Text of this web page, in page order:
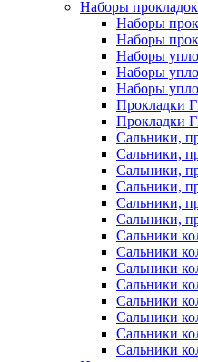
Наборы прокладок
Наборы
Наборы
Наборы
Наборы
Наборы
Прокладки
Прокладки
Сальники,
Сальники,
Сальники,
Сальники,
Сальники,
Сальники,
Сальники
Сальники
Сальники
Сальники
Сальники
Сальники
Сальники
Сальники